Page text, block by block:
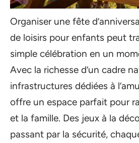
Organiser une fête
de loisirs pour enfants peut
simple célébration en un
Avec la richesse d’un cadre
infrastructures dédiées à
offre un espace parfait pour
et la famille. Des jeux à la
passant par la sécurité,